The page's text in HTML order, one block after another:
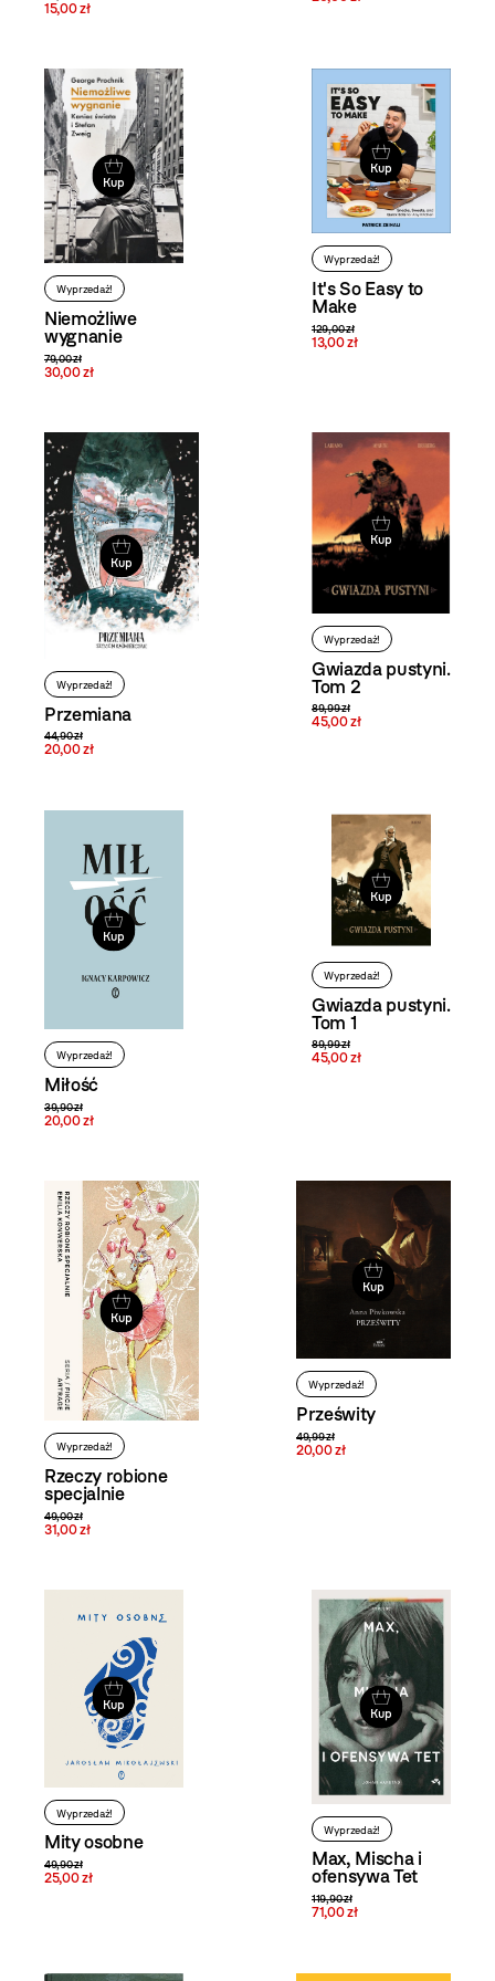
15,00 zł
Kup
Wyprzedaż!
Niemożliwe
wygnanie
79,00 zł
30,00 zł
Kup
Wyprzedaż!
It's So Easy to
Make
129,00 zł
13,00 zł
Kup
Wyprzedaż!
Przemiana
44,90 zł
20,00 zł
Kup
Wyprzedaż!
Gwiazda pustyni.
Tom 2
89,99 zł
45,00 zł
Kup
Wyprzedaż!
Miłość
39,90 zł
20,00 zł
Kup
Wyprzedaż!
Gwiazda pustyni.
Tom 1
89,99 zł
45,00 zł
Kup
Wyprzedaż!
Rzeczy robione
specjalnie
49,00 zł
31,00 zł
Kup
Wyprzedaż!
Prześwity
49,99 zł
20,00 zł
Kup
Wyprzedaż!
Mity osobne
49,90 zł
25,00 zł
Kup
Wyprzedaż!
Max, Mischa i
ofensywa Tet
119,90 zł
71,00 zł